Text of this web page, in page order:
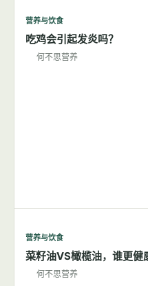
营养与饮食
吃鸡会引起发炎吗？
何不思营养
营养与饮食
菜籽油VS橄榄油，谁更健
何不思营养